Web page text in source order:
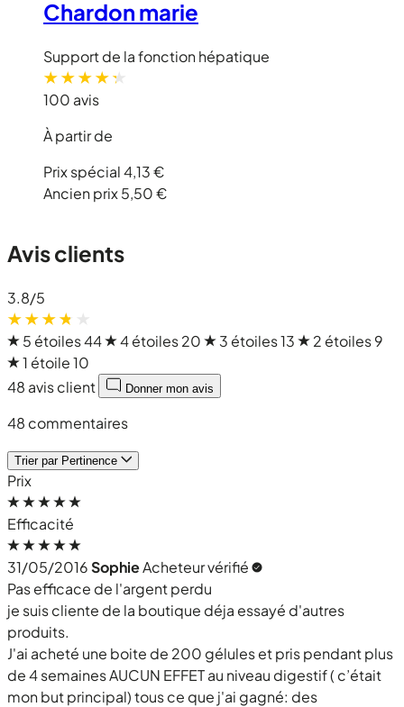
Chardon marie
Support de la fonction hépatique
100 avis
À partir de
Prix spécial4,13 €
Ancien prix5,50 €
Avis clients
3.8/5
5 étoiles44 4 étoiles20 3 étoiles13 2 étoiles9
1 étoile10
48 avis client
Donner mon avis
48 commentaires
Trier par Pertinence
Prix
Efficacité
31/05/2016SophieAcheteur vérifié
Pas efficace de l'argent perdu
je suis cliente de la boutique déja essayé d'autres
produits.
J'ai acheté une boite de 200 gélules et pris pendant plus
de 4 semaines AUCUN EFFET au niveau digestif ( c’était
mon but principal) tous ce que j'ai gagné: des